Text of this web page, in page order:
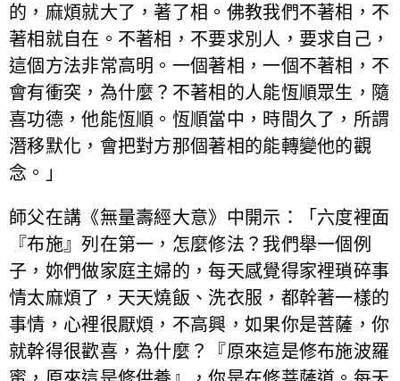
的，麻煩就大了，著了相。佛教我們不著相，不
著相就自在。不著相，不要求別人，要求自己，
這個方法非常高明。一個著相，一個不著相，不
會有衝突，為什麼？不著相的人能恆順眾生，隨
喜功德，他能恆順。恆順當中，時間久了，所謂
潛移默化，會把對方那個著相的能轉變他的觀
念。」
師父在講《無量壽經大意》中開示：「六度裡面
『布施』列在第一，怎麼修法？我們舉一個例
子，妳們做家庭主婦的，每天感覺得家裡瑣碎事
情太麻煩了，天天燒飯、洗衣服，都幹著一樣的
事情，心裡很厭煩，不高興，如果你是菩薩，你
就幹得很歡喜，為什麼？『原來這是修布施波羅